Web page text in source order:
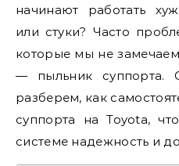
начинают работать
или стуки? Часто
которые мы не
— пыльник суппорта.
разберем, как
суппорта на Toyota,
системе надежность и